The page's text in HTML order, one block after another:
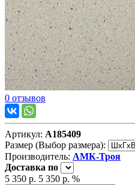
0 отзывов
Артикул: А185409
Размер (Выбор размера):
Производитель: АМК-Троя
Доставка по
5 350 р. 5 350 р. %